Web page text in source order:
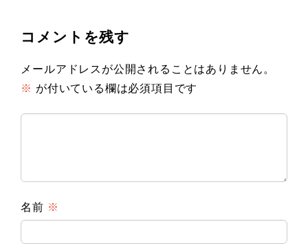
コメントを残す
メールアドレスが公開されることはありません。
※ が付いている欄は必須項目です
名前 ※